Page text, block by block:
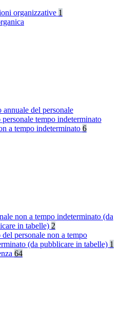
organizzative 1
annuale del personale
personale tempo indeterminato
a tempo indeterminato 6
non a tempo indeterminato (da
in tabelle) 2
del personale non a tempo
(da pubblicare in tabelle) 1
64